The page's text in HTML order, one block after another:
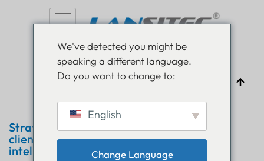
Stratégie pour améliorer l'engagement
client dans le commerce de détail
intelligent
We've detected you might be
speaking a different language.
Do you want to change to:
English
Change Language